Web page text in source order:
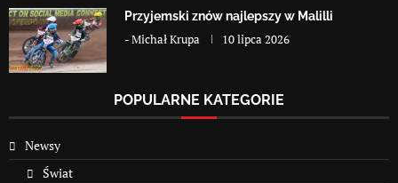
Przyjemski znów najlepszy w Malilli
-Michał Krupa 10 lipca 2026
POPULARNE KATEGORIE
Newsy
Świat